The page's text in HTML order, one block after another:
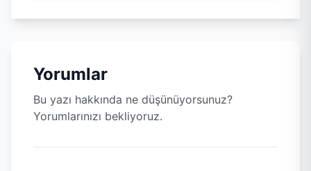
Yorumlar
Bu yazı hakkında ne düşünüyorsunuz?
Yorumlarınızı bekliyoruz.